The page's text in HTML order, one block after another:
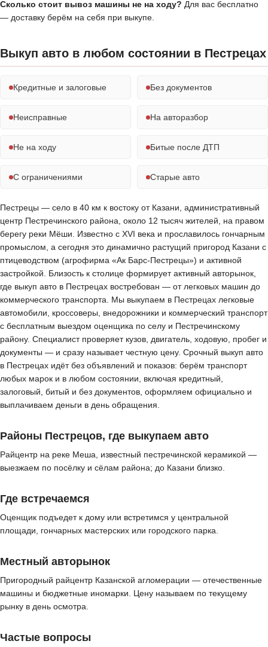
Сколько стоит вывоз машины не на ходу? Для вас бесплатно
— доставку берём на себя при выкупе.
Выкуп авто в любом состоянии в Пестрецах
Кредитные и залоговые Без документов
Неисправные На авторазбор
Не на ходу Битые после ДТП
С ограничениями Старые авто
Пестрецы — село в 40 км к востоку от Казани, административный
центр Пестречинского района, около 12 тысяч жителей, на правом
берегу реки Мёши. Известно с XVI века и прославилось гончарным
промыслом, а сегодня это динамично растущий пригород Казани с
птицеводством (агрофирма «Ак Барс-Пестрецы») и активной
застройкой. Близость к столице формирует активный авторынок,
где выкуп авто в Пестрецах востребован — от легковых машин до
коммерческого транспорта. Мы выкупаем в Пестрецах легковые
автомобили, кроссоверы, внедорожники и коммерческий транспорт
с бесплатным выездом оценщика по селу и Пестречинскому
району. Специалист проверяет кузов, двигатель, ходовую, пробег и
документы — и сразу называет честную цену. Срочный выкуп авто
в Пестрецах идёт без объявлений и показов: берём транспорт
любых марок и в любом состоянии, включая кредитный,
залоговый, битый и без документов, оформляем официально и
выплачиваем деньги в день обращения.
Районы Пестрецов, где выкупаем авто
Райцентр на реке Меша, известный пестречинской керамикой —
выезжаем по посёлку и сёлам района; до Казани близко.
Где встречаемся
Оценщик подъедет к дому или встретимся у центральной
площади, гончарных мастерских или городского парка.
Местный авторынок
Пригородный райцентр Казанской агломерации — отечественные
машины и бюджетные иномарки. Цену называем по текущему
рынку в день осмотра.
Частые вопросы